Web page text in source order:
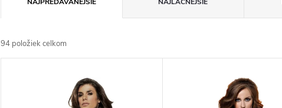
a
d
94 položiek celkom